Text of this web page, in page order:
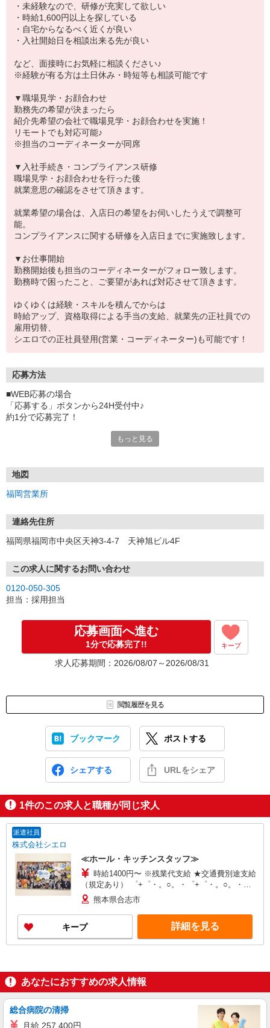
・未経験なので、研修が充実して欲しい
・時給1,600円以上を探している
・自宅からなるべく近くが良い
・入社開始日を相談出来る先が良い
など、面接時にお気軽に相談ください♪
※経験が有る方は土日休み・時短等も相談可能です
▼職場見学・お顔合わせ
勤務先の希望が決まったら
紹介先希望の会社で職場見学・お顔合わせを実施！
リモートでも対応可能♪
※担当のコーディネーターが同席
▼入社手続き・コンプライアンス研修
職場見学・お顔合わせを行った後
就業意思の確認をさせて頂きます。
就業希望の場合は、入店日の希望をお伺いしたうえで調整可
能。
コンプライアンスに関する研修を入店日までに実施致します。
▼お仕事開始
勤務開始後も担当のコーディネーターがフォロー致します。
勤務時で困ったこと、ご要望があれば対応させて頂きます。
ゆくゆくは経験・スキルを積んでからは
時給アップ、資格取得による手当の支給、就業先の正社員での
雇用切替、
シエロでの正社員登用(営業・コーディネーター)も可能です！
応募方法
■WEB応募の場合
「応募する」ボタンから24H受付中♪
約1分で応募完了！
①応募から3営業日を目安に、メールorお電話でご連絡します。
★スマホでWEB面接（LINEなど）・出張面接・事務所面接と選べま
す
③面接実施（履歴書不要）
※ご希望があれば、職場見学の調整もOKです！
お気軽にご応募ください♪
もっと見る
地図
福岡営業所
連絡先住所
福岡県福岡市中央区天神3-4-7 天神旭ビル4F
この求人に関するお問い合わせ
0120-050-305
担当：採用担当
応募画面へ進む
1分で応募完了!! キープ
求人応募期間：2026/08/07～2026/08/31
閲覧履歴を見る
ブックマーク ポストする
シェアする URLをシェア
1件のこの求人と職種が同じ求人
派遣社員
株式会社シエロ
≪ホール・キッチンスタッフ≫
時給1400円〜 ※残業代支給 ★交通費別途支給
（規定あり） ゜+゜・。○。・゜+゜・。○。・゜
+゜ 入社祝い金10万円支給(規定有) お友達を紹介
頂くと, インセンティブ支給(規定有) ★月2回払
い・週払い可能（規程有）★ ゜・。○。・゜
+゜・。○。・゜+゜
熊本県合志市
キープ 詳細を見る
あなたにおすすめの求人情報
総合病院の清掃
月給 257,400円